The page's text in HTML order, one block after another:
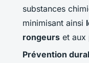
substances
minimisant ainsi
rongeurs et aux
Prévention